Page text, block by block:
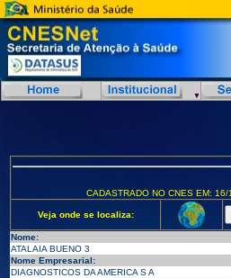
CADASTRADO NO CNES EM:
Veja onde se localiza:
Nome:
ATALAIA BUENO 3
Nome Empresarial:
DIAGNOSTICOS DA AMERICA S A